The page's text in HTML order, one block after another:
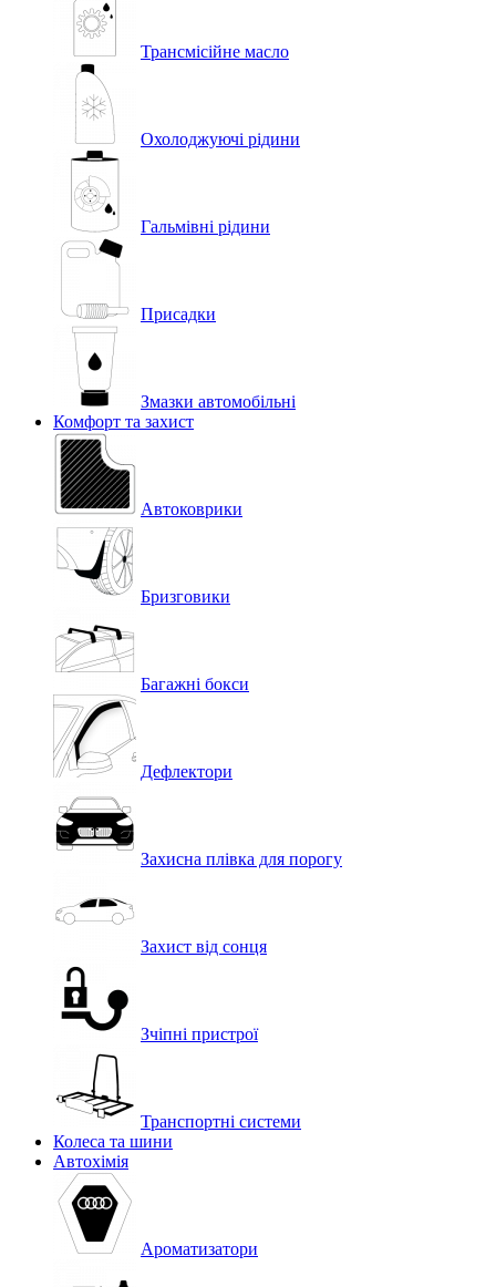
Трансмісійне масло
Охолоджуючі рідини
Гальмівні рідини
Присадки
Змазки автомобільні
Комфорт та захист
Автоковрики
Бризговики
Багажні бокси
Дефлектори
Захисна плівка для порогу
Захист від сонця
Зчіпні пристрої
Транспортні системи
Колеса та шини
Автохімія
Ароматизатори